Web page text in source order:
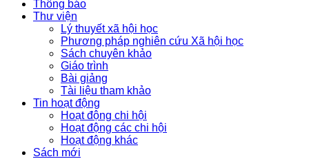
Thông báo
Thư viện
Lý thuyết xã hội học
Phương pháp nghiên cứu Xã hội học
Sách chuyên khảo
Giáo trình
Bài giảng
Tài liệu tham khảo
Tin hoạt động
Hoạt động chi hội
Hoạt động các chi hội
Hoạt động khác
Sách mới